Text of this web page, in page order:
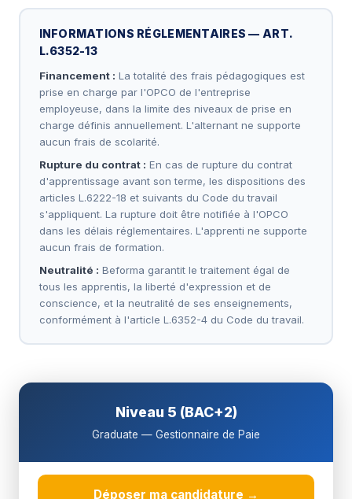
INFORMATIONS RÉGLEMENTAIRES — ART.
L.6352-13
Financement : La totalité des frais pédagogiques est
prise en charge par l'OPCO de l'entreprise
employeuse, dans la limite des niveaux de prise en
charge définis annuellement. L'alternant ne supporte
aucun frais de scolarité.
Rupture du contrat : En cas de rupture du contrat
d'apprentissage avant son terme, les dispositions des
articles L.6222-18 et suivants du Code du travail
s'appliquent. La rupture doit être notifiée à l'OPCO
dans les délais réglementaires. L'apprenti ne supporte
aucun frais de formation.
Neutralité : Beforma garantit le traitement égal de
tous les apprentis, la liberté d'expression et de
conscience, et la neutralité de ses enseignements,
conformément à l'article L.6352-4 du Code du travail.
Niveau 5 (BAC+2)
Graduate — Gestionnaire de Paie
Déposer ma candidature →